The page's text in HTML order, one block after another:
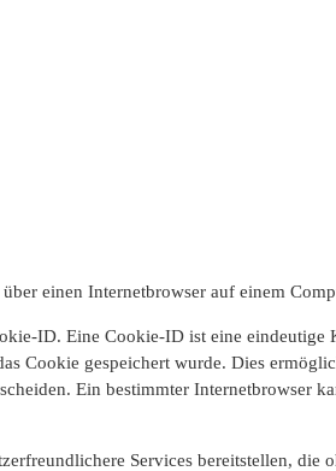
einen Internetbrowser auf einem
ID. Eine Cookie-ID ist eine
Cookie gespeichert wurde. Dies
Ein bestimmter
Services bereitstellen, die